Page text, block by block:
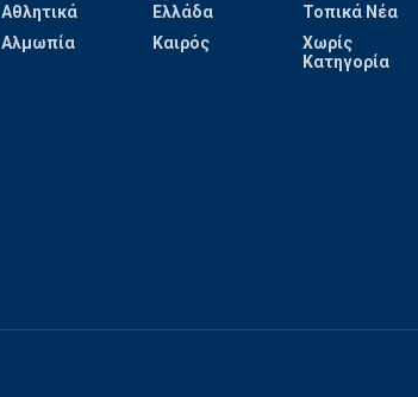
Αθλητικά
Αλμωπία
Ελλάδα
Καιρός
Τοπικά Νέα
Χωρίς
Κατηγορία